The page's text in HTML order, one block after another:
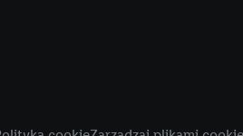
Zgodę na
celów marketingu